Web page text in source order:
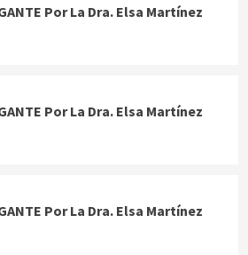
Por La Dra. Elsa Martínez
Por La Dra. Elsa Martínez
Por La Dra. Elsa Martínez